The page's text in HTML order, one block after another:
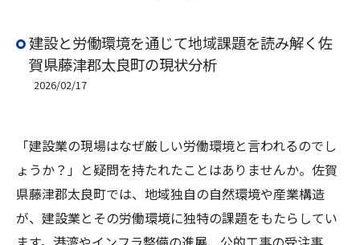
建設と労働環境を通じて地域課題を読み解く佐
賀県藤津郡太良町の現状分析
2026/02/17
「建設業の現場はなぜ厳しい労働環境と言われるのでし
ょうか？」と疑問を持たれたことはありませんか。佐賀
県藤津郡太良町では、地域独自の自然環境や産業構造
が、建設業とその労働環境に独特の課題をもたらしてい